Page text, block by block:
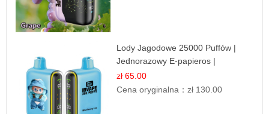
Lody Jagodowe 25000 Puffów |
Jednorazowy E-papieros |
Deserowy Smak
zł 65.00
Cena oryginalna：zł 130.00